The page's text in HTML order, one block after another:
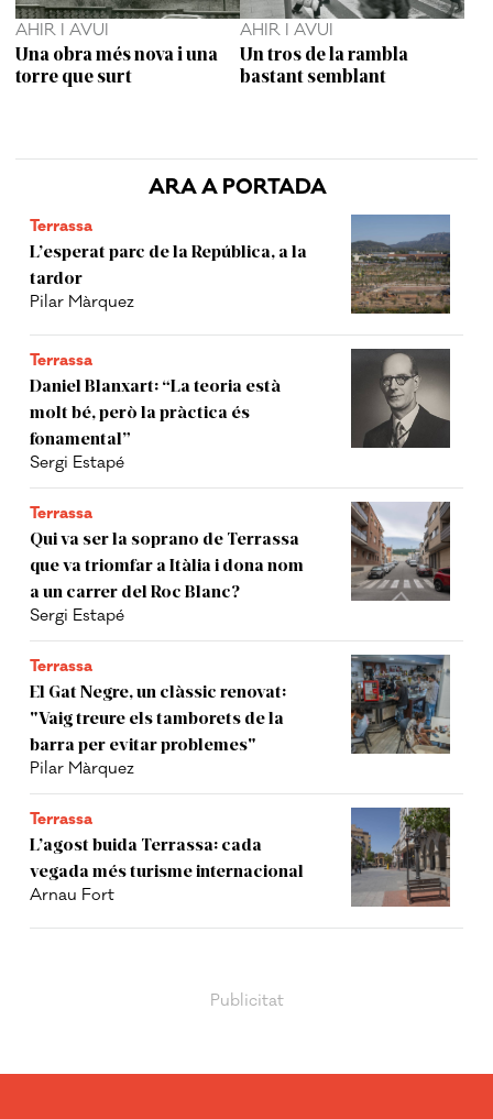
ARA A PORTADA
Terrassa
L’esperat parc de la República, a la
tardor
Pilar Màrquez
Terrassa
Daniel Blanxart: “La teoria està
molt bé, però la pràctica és
fonamental”
Sergi Estapé
Terrassa
Qui va ser la soprano de Terrassa
que va triomfar a Itàlia i dona nom
a un carrer del Roc Blanc?
Sergi Estapé
Terrassa
El Gat Negre, un clàssic renovat:
"Vaig treure els tamborets de la
barra per evitar problemes"
Pilar Màrquez
Terrassa
L’agost buida Terrassa: cada
vegada més turisme internacional
Arnau Fort
AHIR I AVUI
Una obra més nova i una
torre que surt
AHIR I AVUI
Un tros de la rambla
bastant semblant